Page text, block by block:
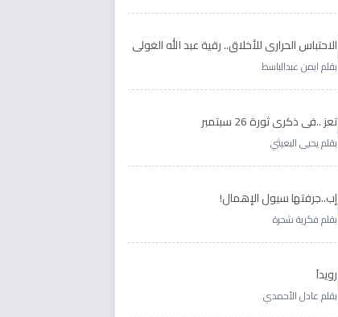
الاحتباس الحراري للأخلاق.. رقية عبد الله الغولي
وغدير طيره نموذجا
بقلم ايمن عبدالباسط
تعز ..في ذكرى ثورة 26 سبتمبر
بقلم يحيى البعيثي
إب..جرفتها سيول الإهمال!
بقلم فكرية شحرة
رويداَ
بقلم عادل الأحمدي